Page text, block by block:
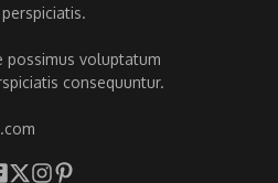
possimus voluptatum
consequuntur.